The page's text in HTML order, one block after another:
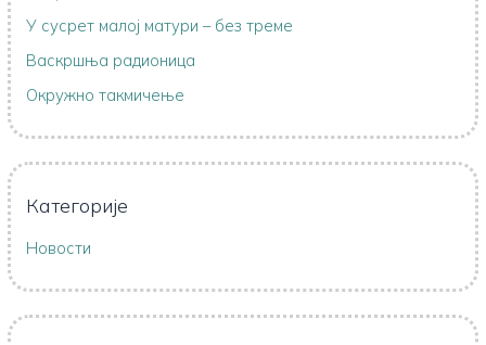
У сусрет малој матури – без треме
Васкршња радионица
Окружно такмичење
Категорије
Новости